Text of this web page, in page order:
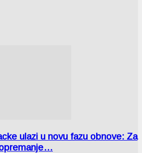
ulazi u novu fazu obnove: Za